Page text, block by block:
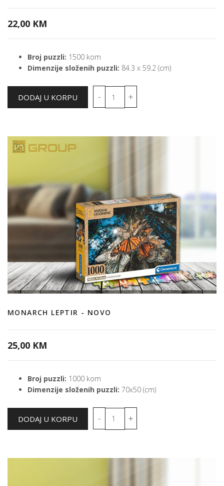
22,00 KM
Broj puzzli: 1500 kom
Dimenzije složenih puzzli: 84.3 x 59.2 (cm)
MONARCH LEPTIR - NOVO
25,00 KM
Broj puzzli: 1000 kom
Dimenzije složenih puzzli: 70x50 (cm)